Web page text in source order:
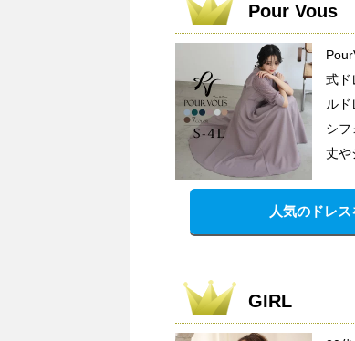
Pour Vous
式ド
ルド
シフ
丈や
人気のドレス
GIRL